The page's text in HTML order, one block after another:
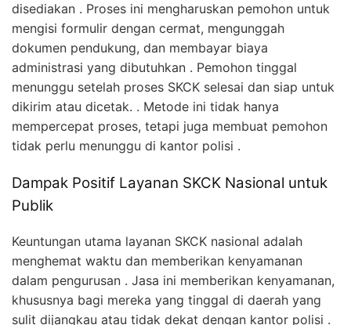
disediakan . Proses ini mengharuskan pemohon untuk
mengisi formulir dengan cermat, mengunggah
dokumen pendukung, dan membayar biaya
administrasi yang dibutuhkan . Pemohon tinggal
menunggu setelah proses SKCK selesai dan siap untuk
dikirim atau dicetak. . Metode ini tidak hanya
mempercepat proses, tetapi juga membuat pemohon
tidak perlu menunggu di kantor polisi .
Dampak Positif Layanan SKCK Nasional untuk
Publik
Keuntungan utama layanan SKCK nasional adalah
menghemat waktu dan memberikan kenyamanan
dalam pengurusan . Jasa ini memberikan kenyamanan,
khususnya bagi mereka yang tinggal di daerah yang
sulit dijangkau atau tidak dekat dengan kantor polisi .